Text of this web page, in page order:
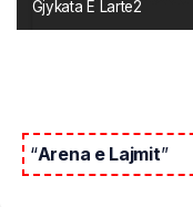
Gjykata E Larte2
“Arena e Lajmit”